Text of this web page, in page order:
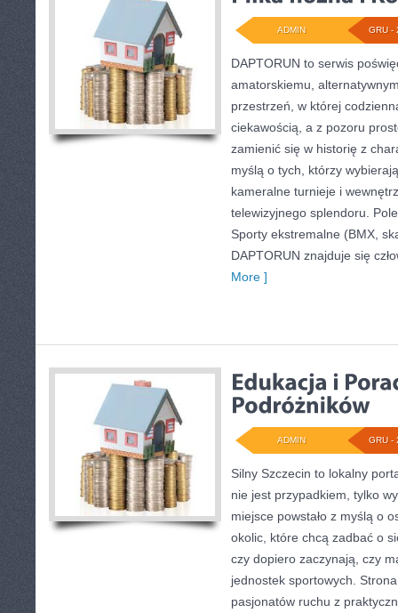
GRU -
ADMIN
DAPTORUN to serwis
amatorskiemu,
przestrzeń, w której
ciekawością, a z pozoru
zamienić się w historię z
myślą o tych, którzy
kameralne turnieje i
telewizyjnego splendoru.
Sporty ekstremalne (BMX,
DAPTORUN znajduje się
More ]
GRU -
ADMIN
Silny Szczecin to lokalny
nie jest przypadkiem, tylko
miejsce powstało z myślą o
okolic, które chcą zadbać o
czy dopiero zaczynają, czy
jednostek sportowych.
pasjonatów ruchu z